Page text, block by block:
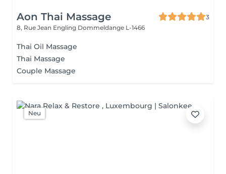
Aon Thai Massage
3
8, Rue Jean Engling Dommeldange L-1466
Thai Oil Massage
Thai Massage
Couple Massage
Neu